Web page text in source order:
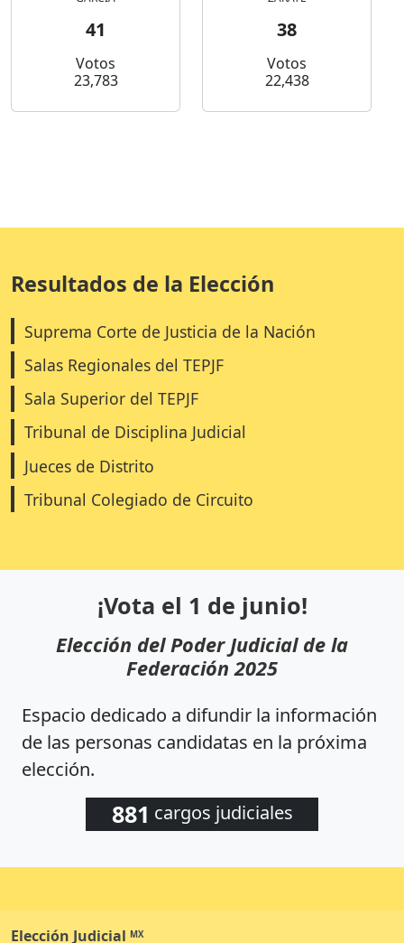
41
Votos
23,783
38
Votos
22,438
Resultados de la Elección
Suprema Corte de Justicia de la Nación
Salas Regionales del TEPJF
Sala Superior del TEPJF
Tribunal de Disciplina Judicial
Jueces de Distrito
Tribunal Colegiado de Circuito
¡Vota el 1 de junio!
Elección del Poder Judicial de la
Federación 2025
Espacio dedicado a difundir la información
de las personas candidatas en la próxima
elección.
881 cargos judiciales
Elección Judicial MX